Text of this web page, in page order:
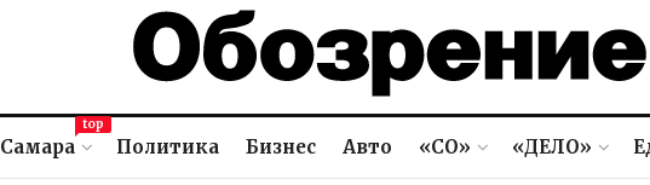
Самара
top
Политика Бизнес Авто «СО» «ДЕЛО»